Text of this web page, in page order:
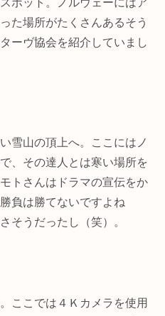
た場所がたくさんあるそう
ーヴ協会を紹介していまし
雪山の頂上へ。ここにはノ
、その達人とは寒い場所を
トさんはドラマの宣伝をか
負は勝てないですよね
そうだったし（笑）。
ここでは４Ｋカメラを使用